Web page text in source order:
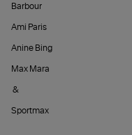
Barbour
Ami Paris
Anine Bing
Max Mara
&
Sportmax